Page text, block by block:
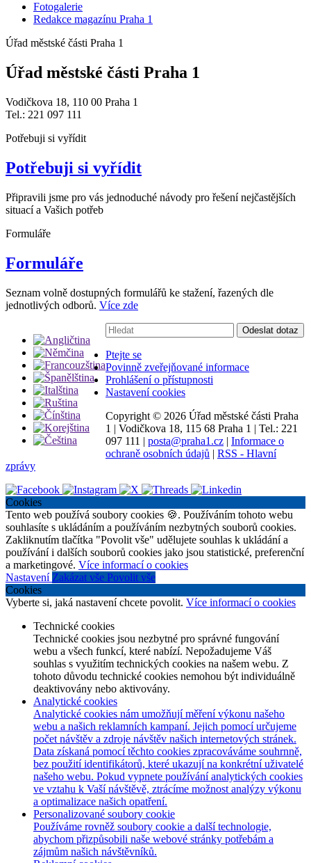
Fotogalerie
Redakce magazínu Praha 1
Úřad městské části Praha 1
Úřad městské části Praha 1
Vodičkova 18, 110 00 Praha 1
Tel.: 221 097 111
Potřebuji si vyřídit
Potřebuji si vyřídit
Připravili jsme pro vás jednoduché návody pro řešení nejčastějších
situací a Vašich potřeb
Formuláře
Formuláře
Seznam volně dostupných formulářů ke stažení, řazených dle
jednotlivých odborů. Více zde
Vyhledávání:
Odeslat dotaz
Ptejte se
Povinně zveřejňované informace
Prohlášení o přístupnosti
Nastavení cookies
Copyright © 2026 Úřad městské části Praha
1 | Vodičkova 18, 115 68 Praha 1 | Tel.: 221
097 111 | posta@praha1.cz | Informace o
ochraně osobních údajů | RSS - Hlavní
zprávy
Cookies
Tento web používá soubory cookies 🍪. Používáním tohoto webu
souhlasíte s ukládáním a používáním nezbytných souborů cookies.
Zakliknutím tlačítka "Povolit vše" udělujete souhlas k ukládání a
používání i dalších souborů cookies jako jsou statistické, preferenční
a marketingové. Více informací o cookies
Nastavení Zakázat vše Povolit vše
Cookies
Vyberte si, jaká nastavení chcete povolit. Více informací o cookies
Technické cookies
Technické cookies jsou nezbytné pro správné fungování
webu a všech funkcí, které nabízí. Nepožadujeme Váš
souhlas s využitím technických cookies na našem webu. Z
tohoto důvodu technické cookies nemohou být individuálně
deaktivovány nebo aktivovány.
Analytické cookies
Analytické cookies nám umožňují měření výkonu našeho
webu a našich reklamních kampaní. Jejich pomocí určujeme
počet návštěv a zdroje návštěv našich internetových stránek.
Data získaná pomocí těchto cookies zpracováváme souhrnně,
bez použití identifikátorů, které ukazují na konkrétní uživatelé
našeho webu. Pokud vypnete používání analytických cookies
ve vztahu k Vaší návštěvě, ztrácíme možnost analýzy výkonu
a optimalizace našich opatření.
Personalizované soubory cookie
Používáme rovněž soubory cookie a další technologie,
abychom přizpůsobili naše webové stránky potřebám a
zájmům našich návštěvníků.